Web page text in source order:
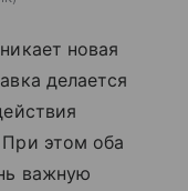
новая
делается
этом оба
важную